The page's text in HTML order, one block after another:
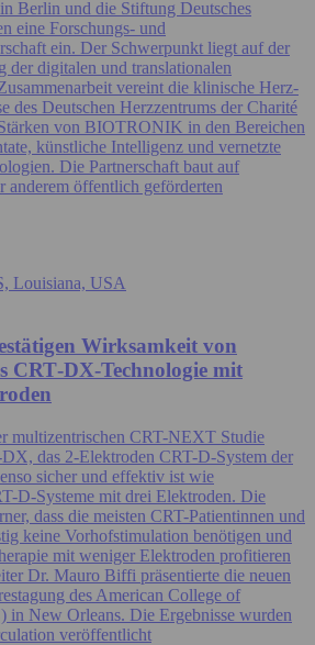
Berlin und die Stiftung Deutsches
eine Forschungs- und
ein. Der Schwerpunkt liegt auf der
der digitalen und translationalen
vereint die klinische Herz-
des Deutschen Herzzentrums der Charité
von BIOTRONIK in den Bereichen
künstliche Intelligenz und vernetzte
Die Partnerschaft baut auf
anderem öffentlich geförderten
Louisiana, USA
Wirksamkeit von
mit
multizentrischen CRT-NEXT Studie
DX, das 2-Elektroden CRT-D-System der
sicher und effektiv ist wie
D-Systeme mit drei Elektroden. Die
dass die meisten CRT-Patientinnen und
keine Vorhofstimulation benötigen und
mit weniger Elektroden profitieren
Dr. Mauro Biffi präsentierte die neuen
des American College of
in New Orleans. Die Ergebnisse wurden
veröffentlicht